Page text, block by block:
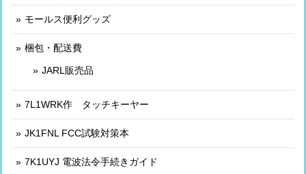
モールス便利グッズ
梱包・配送費
JARL販売品
7L1WRK作 タッチキーヤー
JK1FNL FCC試験対策本
7K1UYJ 電波法令手続きガイド